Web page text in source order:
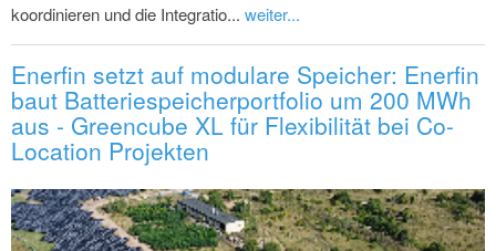
koordinieren und die Integratio... weiter...
Enerfin setzt auf modulare Speicher: Enerfin
baut Batteriespeicherportfolio um 200 MWh
aus - Greencube XL für Flexibilität bei Co-
Location Projekten